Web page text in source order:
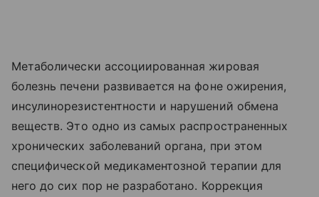
Метаболически ассоциированная жировая
болезнь печени развивается на фоне ожирения,
инсулинорезистентности и нарушений обмена
веществ. Это одно из самых распространенных
хронических заболеваний органа, при этом
специфической медикаментозной терапии для
него до сих пор не разработано. Коррекция